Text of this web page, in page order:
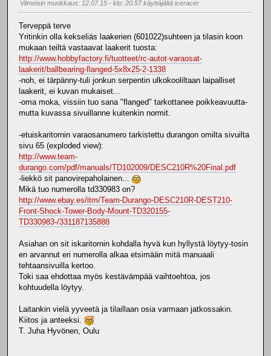
Viimeisin muokkaus: 12.07.15 - klo: 20.57 käyttäjältä iceracer
Terveppä terve
Yritinkin olla kekseliäs laakerien (601022)suhteen ja tilasin koon
mukaan teiltä vastaavat laakerit tuosta:
http://www.hobbyfactory.fi/tuotteet/rc-autot-varaosat-
laakerit/ballbearing-flanged-5x8x25-2-1338
-noh, ei tärpänny-tuli jonkun serpentin ulkokooliltaan laipalliset
laakerit, ei kuvan mukaiset...
-oma moka, vissiin tuo sana "flanged" tarkottanee poikkeavuutta-
mutta kuvassa sivuillanne kuitenkin normit.
-etuiskaritornin varaosanumero tarkistettu durangon omilta sivuilta
sivu 65 (exploded view):
http://www.team-
durango.com/pdf/manuals/TD102009/DESC210R%20Final.pdf
-liekkö sit panovirepaholainen...
Mikä tuo numerolla td330983 on?
http://www.ebay.es/itm/Team-Durango-DESC210R-DEST210-
Front-Shock-Tower-Body-Mount-TD320155-
TD330983-/331187135888
Asiahan on sit iskaritornin kohdalla hyvä kun hyllystä löytyy-tosin
en arvannut eri numerolla alkaa etsimään mitä manuaali
tehtaansivuilla kertoo.
Toki saa ehdottaa myös kestävämpää vaihtoehtoa, jos
kohtuudella löytyy.
Laitankin vielä yyveetä ja tilaillaan osia varmaan jatkossakin.
Kiitos ja anteeksi.
T. Juha Hyvönen, Oulu